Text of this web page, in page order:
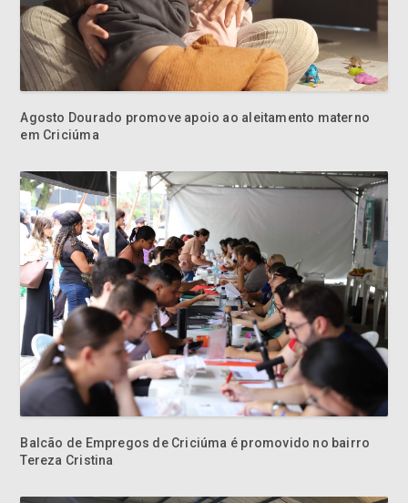
Agosto Dourado promove apoio ao aleitamento materno
em Criciúma
Balcão de Empregos de Criciúma é promovido no bairro
Tereza Cristina